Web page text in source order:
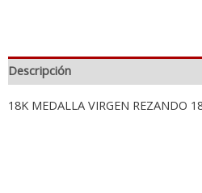
Descripción
18K MEDALLA VIRGEN REZANDO